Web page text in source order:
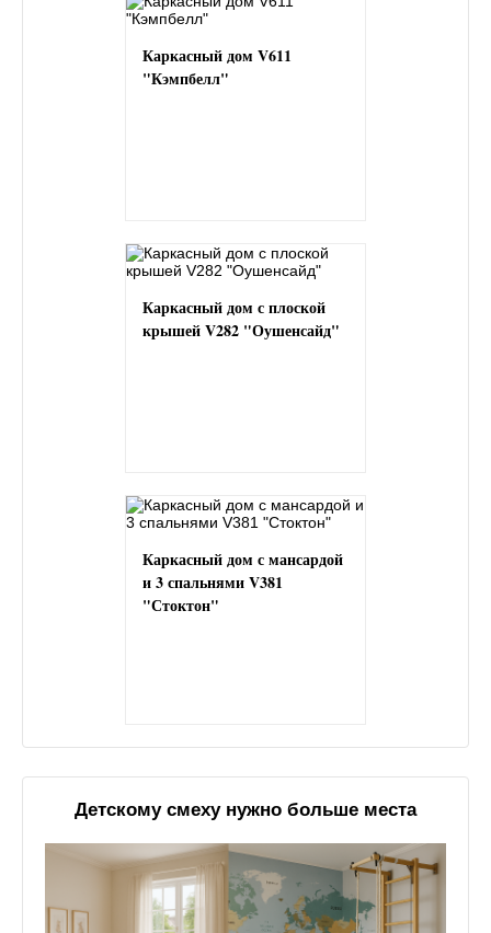
Каркасный дом V611
"Кэмпбелл"
Каркасный дом с плоской
крышей V282 "Оушенсайд"
Каркасный дом с мансардой
и 3 спальнями V381
"Стоктон"
Детскому смеху нужно больше места